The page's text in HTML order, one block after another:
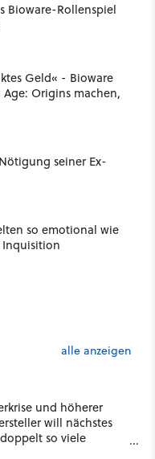
Bioware-Rollenspiel
Geld« - Bioware
Origins machen,
seiner Ex-
so emotional wie
alle anzeigen
und höherer
will nächstes
so viele